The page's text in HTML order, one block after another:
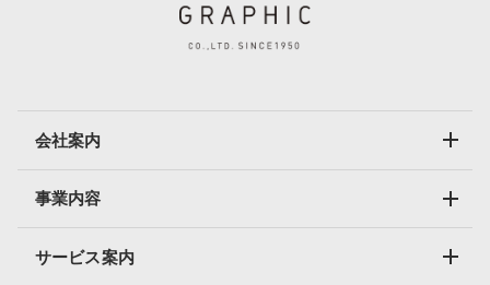
会社案内
事業内容
サービス案内